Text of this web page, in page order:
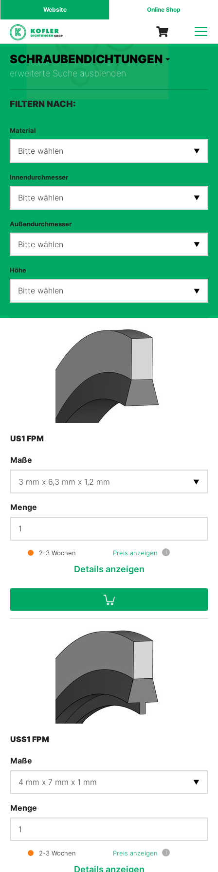
Website Online Shop
SHOP
SCHRAUBENDICHTUNGEN
erweiterte Suche ausblenden
FILTERN NACH:
Material
Bitte wählen
Innendurchmesser
Bitte wählen
Außendurchmesser
Bitte wählen
Höhe
Bitte wählen
US1 FPM
Maße
Menge
Preis anzeigen i
2-3 Wochen
Details anzeigen
USS1 FPM
Maße
Menge
Preis anzeigen i
2-3 Wochen
Details anzeigen